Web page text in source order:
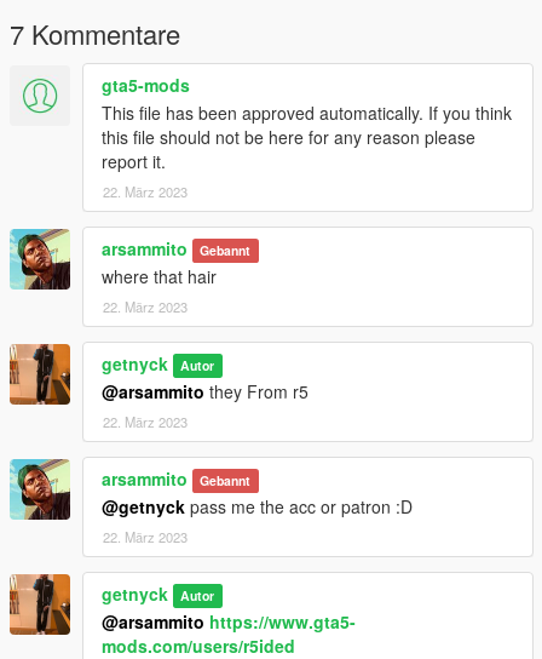
7 Kommentare
gta5-mods
This file has been approved automatically. If you think
this file should not be here for any reason please
report it.
22. März 2023
arsammito Gebannt
where that hair
22. März 2023
getnyck Autor
@arsammito they From r5
22. März 2023
arsammito Gebannt
@getnyck pass me the acc or patron :D
22. März 2023
getnyck Autor
@arsammito https://www.gta5-
mods.com/users/r5ided